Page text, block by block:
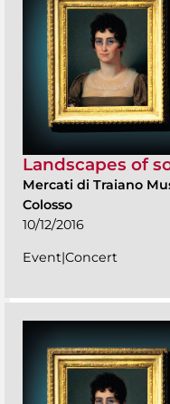
Landscapes of
Mercati di Traiano
Colosso
10/12/2016
Event|Concert